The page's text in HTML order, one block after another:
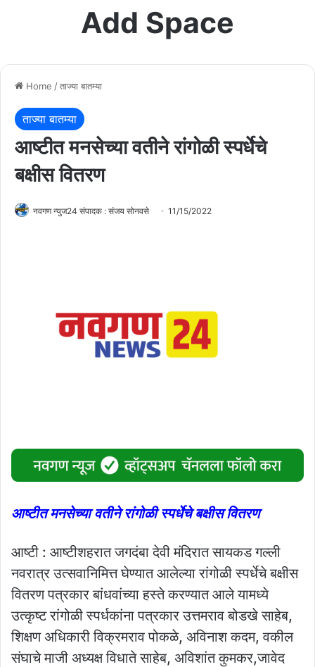
Add Space
Home /ताज्या बातम्या
ताज्या बातम्या
आष्टीत मनसेच्या वतीने रांगोळी स्पर्धेचे
बक्षीस वितरण
नवगण न्युज24 संपादक : संजय सोनवसे 11/15/2022
आष्टीत मनसेच्या वतीने रांगोळी स्पर्धेचे बक्षीस वितरण
आष्टी : आष्टीशहरात जगदंबा देवी मंदिरात सायकड गल्ली
नवरात्र उत्सवानिमित्त घेण्यात आलेल्या रांगोळी स्पर्धेचे बक्षीस
वितरण पत्रकार बांधवांच्या हस्ते करण्यात आले यामध्ये
उत्कृष्ट रांगोळी स्पर्धकांना पत्रकार उत्तमराव बोडखे साहेब,
शिक्षण अधिकारी विक्रमराव पोकळे, अविनाश कदम, वकील
संघाचे माजी अध्यक्ष विधाते साहेब, अविशांत कुमकर,जावेद